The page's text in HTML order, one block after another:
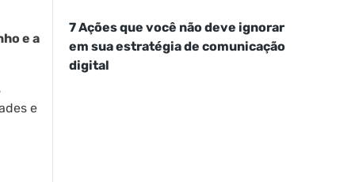
e a
e
7 Ações que você não deve ignorar
em sua estratégia de comunicação
digital